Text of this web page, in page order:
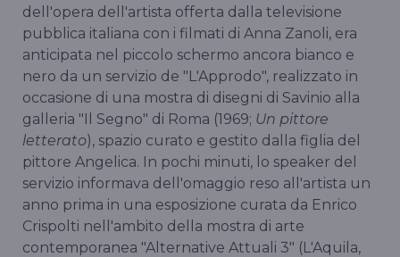
dell'opera dell'artista offerta dalla televisione
pubblica italiana con i filmati di Anna Zanoli, era
anticipata nel piccolo schermo ancora bianco e
nero da un servizio de "L'Approdo", realizzato in
occasione di una mostra di disegni di Savinio alla
galleria "Il Segno" di Roma (1969; Un pittore
letterato), spazio curato e gestito dalla figlia del
pittore Angelica. In pochi minuti, lo speaker del
servizio informava dell'omaggio reso all'artista un
anno prima in una esposizione curata da Enrico
Crispolti nell'ambito della mostra di arte
contemporanea "Alternative Attuali 3" (L'Aquila,